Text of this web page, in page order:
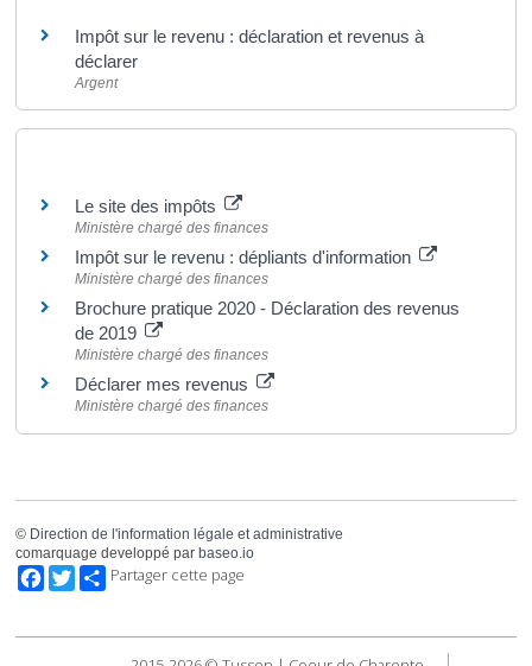
Impôt sur le revenu : déclaration et revenus à
déclarer
Argent
Le site des impôts
Ministère chargé des finances
Impôt sur le revenu : dépliants d'information
Ministère chargé des finances
Brochure pratique 2020 - Déclaration des revenus
de 2019
Ministère chargé des finances
Déclarer mes revenus
Ministère chargé des finances
© Direction de l'information légale et administrative
comarquage developpé par baseo.io
Facebook
TwitterPartager cette page